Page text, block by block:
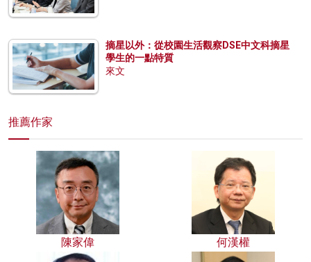
摘星以外：從校園生活觀察DSE中文科摘星
學生的一點特質
來文
推薦作家
陳家偉 何漢權